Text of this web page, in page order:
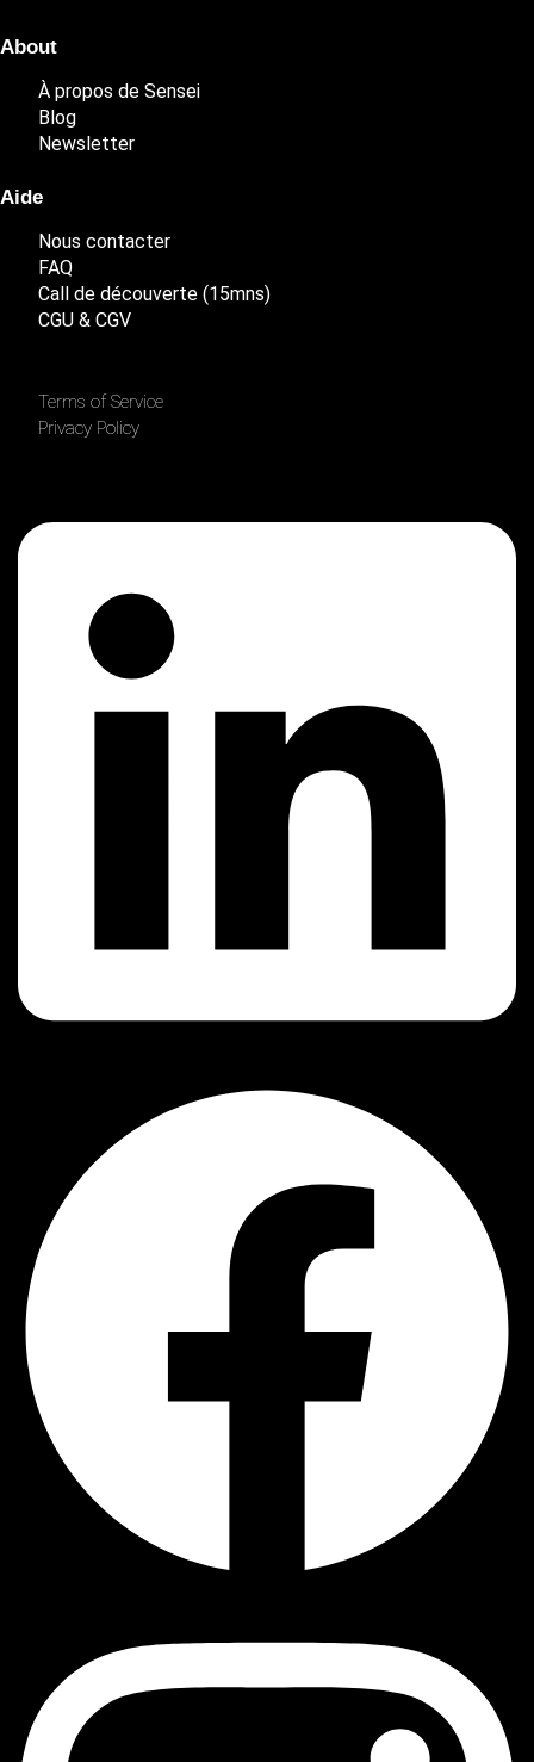
About
À propos de Sensei
Blog
Newsletter
Aide
Nous contacter
FAQ
Call de découverte (15mns)
CGU & CGV
Terms of Service
Privacy Policy